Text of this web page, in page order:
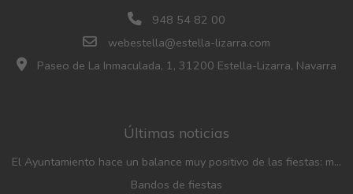
948 54 82 00
webestella@estella-lizarra.com
Paseo de La Inmaculada, 1, 31200 Estella-Lizarra, Navarra
Últimas noticias
El Ayuntamiento hace un balance muy positivo de las fiestas: menos incidencias, gran participación y mayor afluencia de público que en años anteriores
Bandos de fiestas